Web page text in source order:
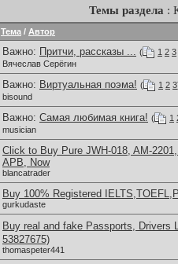
Темы раздела :
Тема / Автор
Важно: Притчи, рассказы ... ( 1 2 3
Вячеслав Серёгин
Важно: Виртуальная поэма! ( 1 2 3
bisound
Важно: Самая любимая книга! ( 1
musician
Click to Buy Pure JWH-018, AM-
APB, Now
blancatrader
Buy 100% Registered
gurkudaste
Buy real and fake Passports, Drivers
53827675)
thomaspeter441